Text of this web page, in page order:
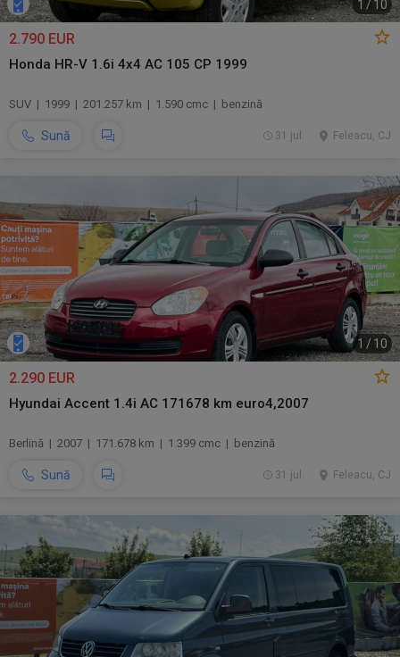
1 /10
2.790 EUR
Honda HR-V 1.6i 4x4 AC 105 CP 1999
SUV | 1999 | 201.257 km | 1.590 cmc | benzină
Sună Feleacu, CJ
31 jul.
1 /10
2.290 EUR
Hyundai Accent 1.4i AC 171678 km euro4,2007
Berlină | 2007 | 171.678 km | 1.399 cmc | benzină
Sună Feleacu, CJ
31 jul.